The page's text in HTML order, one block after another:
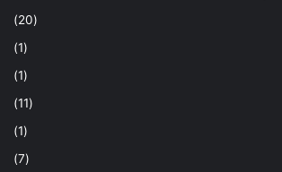
(20)
(1)
(1)
(11)
(1)
(7)